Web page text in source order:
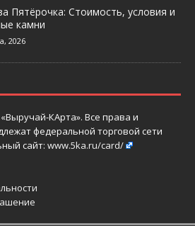
Пятёрочка: Стоимость, условия и
камни
2026
КАрта». Все права и
федеральной торговой сети
сайт: www.5ka.ru/card/